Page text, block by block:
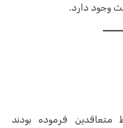
وجود دارد.
فرموده‌ بودند